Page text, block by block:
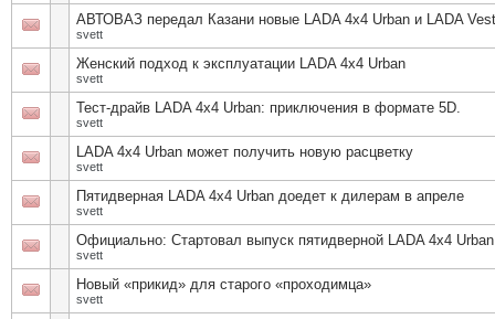
АВТОВАЗ передал Казани новые LADA 4х4 Urban и LADA
svett
Женский подход к эксплуатации LADA 4х4 Urban
svett
Тест-драйв LADA 4x4 Urban: приключения в формате 5D.
svett
LADA 4х4 Urban может получить новую расцветку
svett
Пятидверная LADA 4x4 Urban доедет к дилерам в апреле
svett
Официально: Стартовал выпуск пятидверной LADA 4х4 Urban
svett
Новый «прикид» для старого «проходимца»
svett